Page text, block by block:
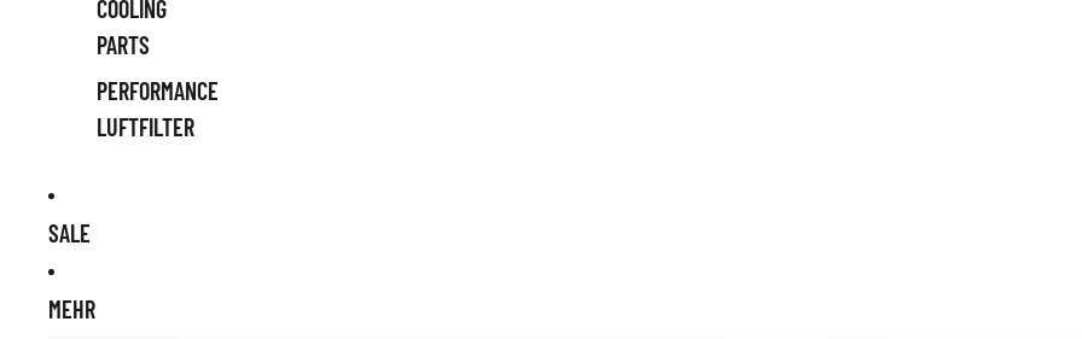
COOLING
PARTS
PERFORMANCE
LUFTFILTER
SALE
MEHR